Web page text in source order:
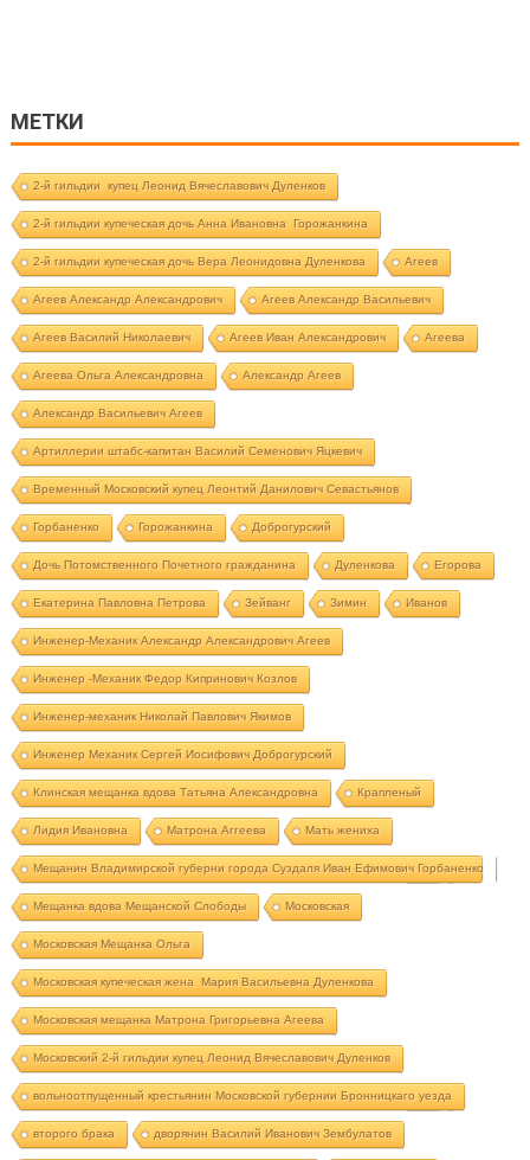
МЕТКИ
2-й гильдии купец Леонид Вячеславович Дуленков
2-й гильдии купеческая дочь Анна Ивановна Горожанкина
2-й гильдии купеческая дочь Вера Леонидовна Дуленкова Агеев
Агеев Александр Александрович Агеев Александр Васильевич
Агеев Василий Николаевич Агеев Иван Александрович Агеева
Агеева Ольга Александровна Александр Агеев
Александр Васильевич Агеев
Артиллерии штабс-капитан Василий Семенович Яцкевич
Временный Московский купец Леонтий Данилович Севастьянов
Горбаненко Горожанкина Доброгурский
Дочь Потомственного Почетного гражданина Дуленкова Егорова
Екатерина Павловна Петрова Зейванг Зимин Иванов
Инженер-Механик Александр Александрович Агеев
Инженер -Механик Федор Кипринович Козлов
Инженер-механик Николай Павлович Якимов
Инженер Механик Сергей Иосифович Доброгурский
Клинская мещанка вдова Татьяна Александровна Крапленый
Лидия Ивановна Матрона Аггеева Мать жениха
Мещанин Владимирской губерни города Суздаля Иван Ефимович Горбаненко
Мещанка вдова Мещанской Слободы Московская
Московская Мещанка Ольга
Московская купеческая жена Мария Васильевна Дуленкова
Московская мещанка Матрона Григорьевна Агеева
Московский 2-й гильдии купец Леонид Вячеславович Дуленков
вольноотпущенный крестьянин Московской губернии Бронницкаго уезда
второго брака дворянин Василий Иванович Зембулатов